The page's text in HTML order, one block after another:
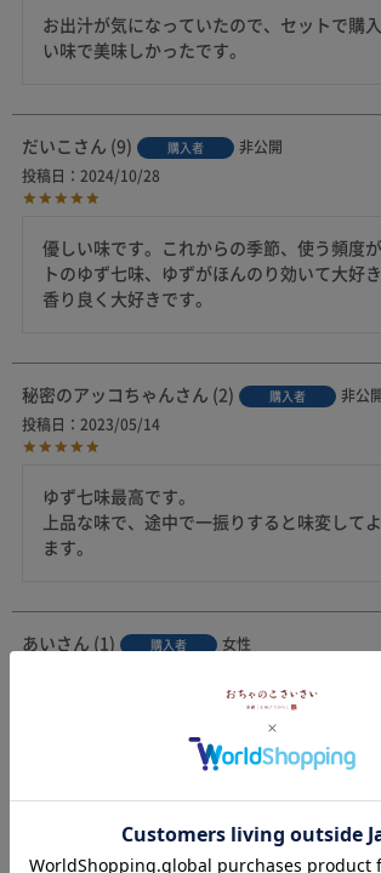
お出汁が気になっていたので、セットで購
い味で美味しかったです。
だいこ 9 購入者
非公開
投稿日
2024/10/28
優しい味です。これからの季節、使う頻度
トのゆず七味、ゆずがほんのり効いて大好
香り良く大好きです。
秘密のアッコちゃん 2 購入者
非公開
投稿日
2023/05/14
ゆず七味最高です。
上品な味で、途中で一振りすると味変して
ます。
あい 1 購入者
女性
ひと口目から解る本当に美味しいお出汁です
今回は関東の方へプレゼント。喜んでいた